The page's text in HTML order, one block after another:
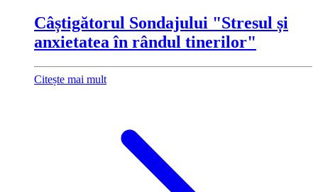
Câștigătorul Sondajului "Stresul și
anxietatea în rândul tinerilor"
Citește mai mult